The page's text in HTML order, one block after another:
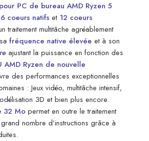
PC de bureau AMD Ryzen 5
6 coeurs natifs et 12 coeurs
traitement multitâche agréablement
fréquence native élevée et à son
ajustant la puissance en fonction des
AMD Ryzen de nouvelle
des performances exceptionnelles
: Jeux vidéo, multitâche intensif,
3D et bien plus encore.
32 Mo permet en outre le traitement
nombre d’instructions grâce à